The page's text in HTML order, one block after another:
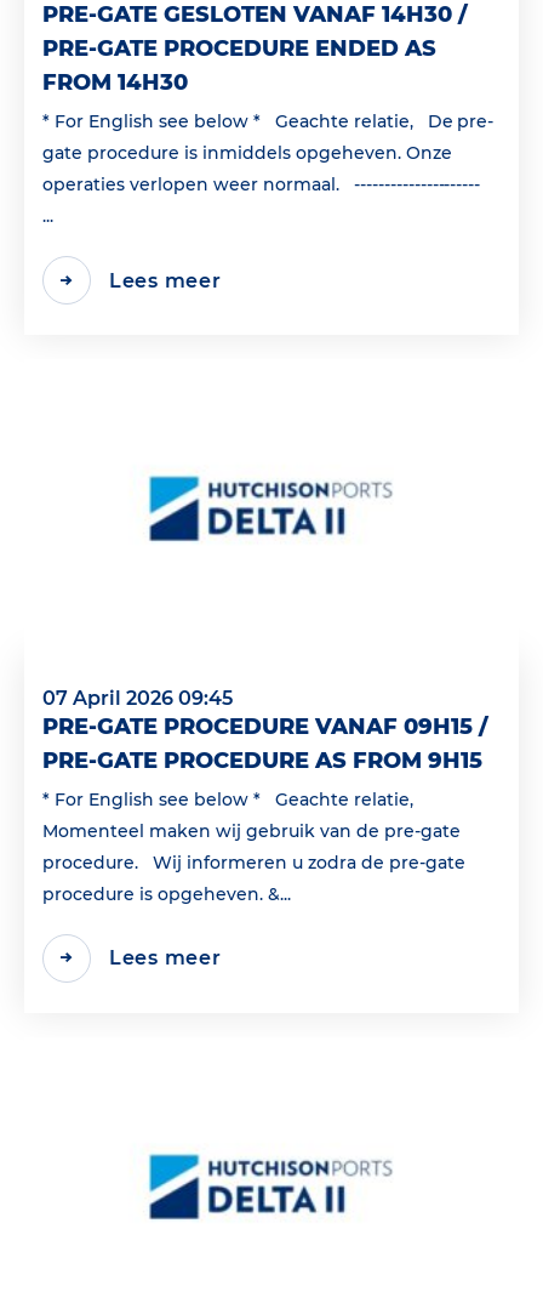
PRE-GATE GESLOTEN VANAF 14H30 /
PRE-GATE PROCEDURE ENDED AS
FROM 14H30
* For English see below * Geachte relatie, De pre-
gate procedure is inmiddels opgeheven. Onze
operaties verlopen weer normaal. ---------------------
...
Lees meer
07 April 2026 09:45
PRE-GATE PROCEDURE VANAF 09H15 /
PRE-GATE PROCEDURE AS FROM 9H15
* For English see below * Geachte relatie,
Momenteel maken wij gebruik van de pre-gate
procedure. Wij informeren u zodra de pre-gate
procedure is opgeheven. &...
Lees meer